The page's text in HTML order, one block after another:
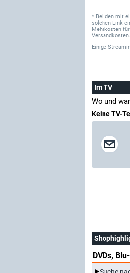
* Bei den mit
solchen Link
Mehrkosten
Einige
Im TV
Wo und
Keine TV-
DVDs,
Suche